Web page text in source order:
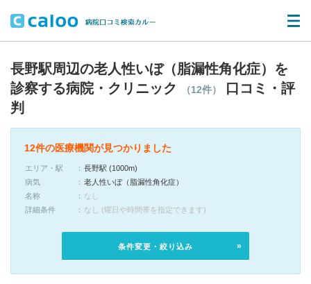
長野駅周辺の老人性いぼ（脂漏性角化症）を
診察する病院・クリニック
（12件）
口コミ・評
判
12件の医療機関が見つかりました
エリア・駅
長野駅 (1000m)
病気
老人性いぼ（脂漏性角化症）
名称
なし
詳細条件
なし (曜日や時間帯を指定できます)
条件変更・絞り込み